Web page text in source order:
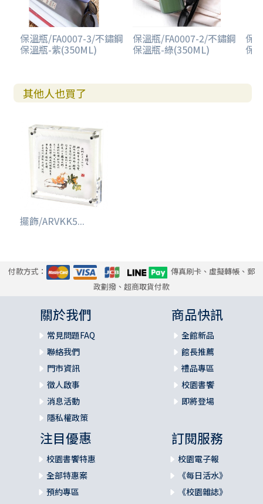
保溫瓶/FA0007-3/不鏽鋼
保溫瓶-紫(350ML)
保溫瓶/FA0007-2/不鏽鋼
保溫瓶-綠(350ML)
保
保
其他人也買了
擺飾/ARVKK5...
付款方式：
傳真刷卡、虛擬轉帳、郵
政劃撥、超商取貨付款
關於我們
常見問題FAQ
聯絡我們
門市資訊
徵人啟事
消息活動
隱私權政策
商品快訊
全館新品
館長推薦
禮品專區
校園書饗
即將登場
注目優惠
校園書饗特惠
全部特惠案
預約專區
訂閱服務
校園電子報
《每日活水》
《校園雜誌》